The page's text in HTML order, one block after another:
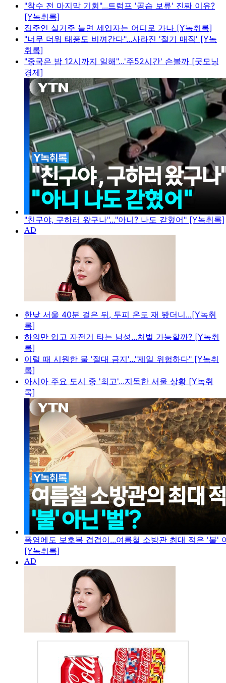
"참수 전 마지막 기회"...트럼프 '공습 보류' 진짜 이유?
[Y녹취록]
집주인 실거주 늘면 세입자는 어디로 가나 [Y녹취록]
"너무 더워 태풍도 비껴간다"...사라진 '절기 매직' [Y녹
취록]
"중국은 밤 12시까지 일해"...'주52시간' 손볼까 [굿모닝
경제]
"친구야, 구하러 왔구나"..."아니? 나도 갇혔어" [Y녹취록]
한낮 서울 40분 걸은 뒤, 두피 온도 재 봤더니...[Y녹취
록]
하의만 입고 자전거 타는 남성...처벌 가능할까? [Y녹취
록]
이럴 때 시원한 물 '절대 금지'..."제일 위험하다" [Y녹취
록]
아시아 주요 도시 중 '최고'...지독한 서울 상황 [Y녹취
록]
폭염에도 보호복 겹겹이...여름철 소방관 최대 적은 '불'
[Y녹취록]